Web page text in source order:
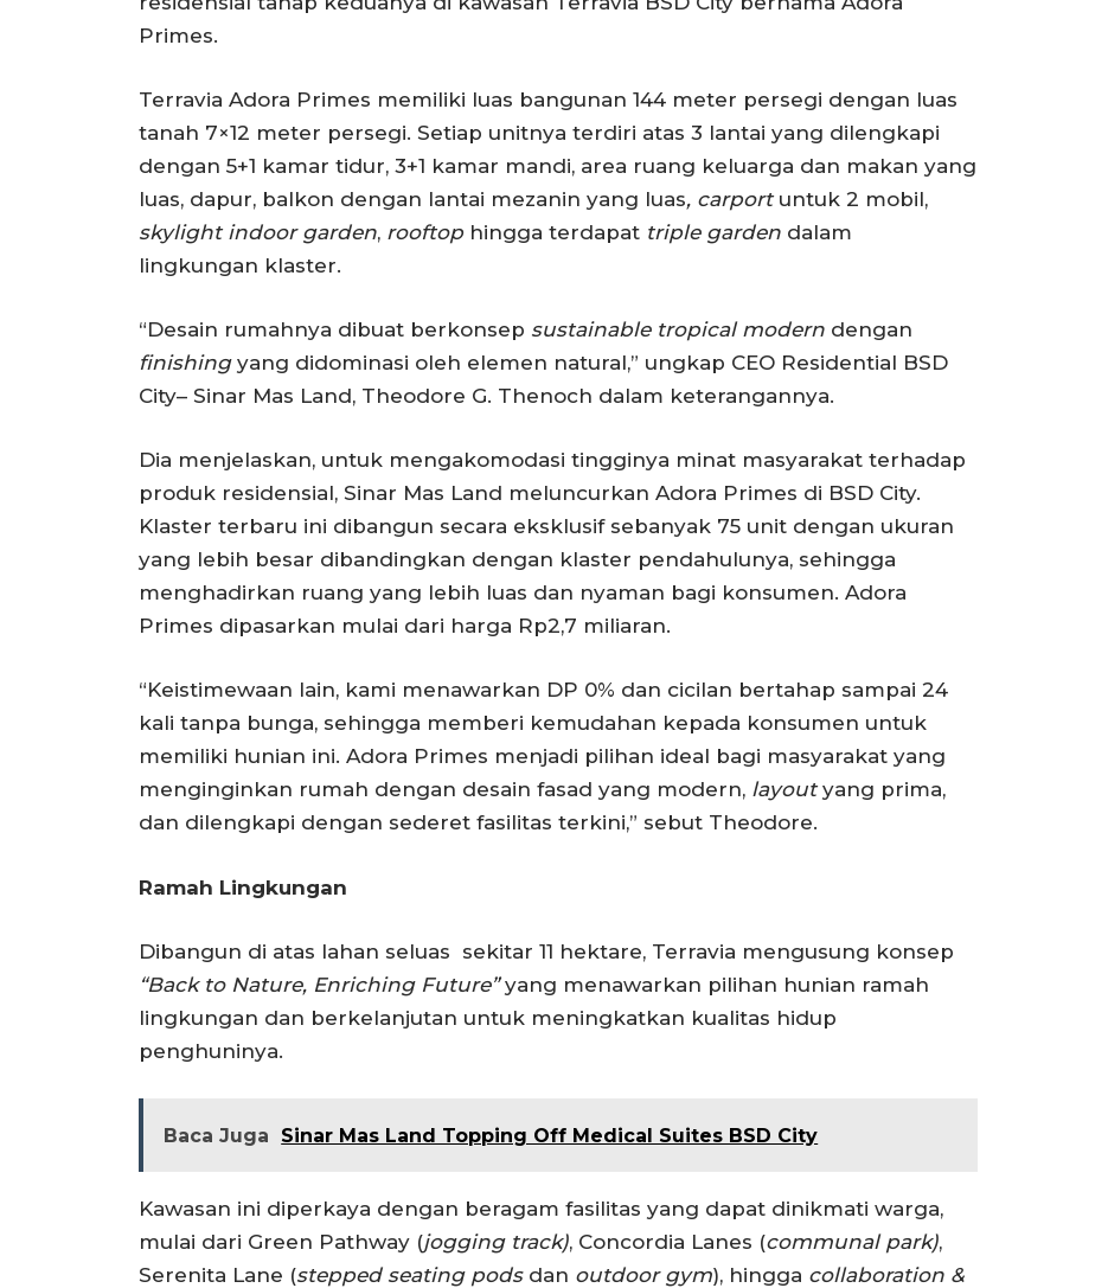
Primes.
Terravia Adora Primes memiliki luas bangunan 144 meter persegi dengan luas
tanah 7×12 meter persegi. Setiap unitnya terdiri atas 3 lantai yang dilengkapi
dengan 5+1 kamar tidur, 3+1 kamar mandi, area ruang keluarga dan makan yang
luas, dapur, balkon dengan lantai mezanin yang luas, carportuntuk 2 mobil,
skylight indoor garden, rooftophingga terdapat triple garden dalam
lingkungan klaster.
“Desain rumahnya dibuat berkonsep sustainable tropical modern dengan
finishingyang didominasi oleh elemen natural,” ungkap CEO Residential BSD
City– Sinar Mas Land, Theodore G. Thenoch dalam keterangannya.
Dia menjelaskan, untuk mengakomodasi tingginya minat masyarakat terhadap
produk residensial, Sinar Mas Land meluncurkan Adora Primes di BSD City.
Klaster terbaru ini dibangun secara eksklusif sebanyak 75 unit dengan ukuran
yang lebih besar dibandingkan dengan klaster pendahulunya, sehingga
menghadirkan ruang yang lebih luas dan nyaman bagi konsumen. Adora
Primes dipasarkan mulai dari harga Rp2,7 miliaran.
“Keistimewaan lain, kami menawarkan DP 0% dan cicilan bertahap sampai 24
kali tanpa bunga, sehingga memberi kemudahan kepada konsumen untuk
memiliki hunian ini. Adora Primes menjadi pilihan ideal bagi masyarakat yang
menginginkan rumah dengan desain fasad yang modern, layoutyang prima,
dan dilengkapi dengan sederet fasilitas terkini,” sebut Theodore.
Ramah Lingkungan
Dibangun di atas lahan seluas sekitar 11 hektare, Terravia mengusung konsep
“Back to Nature, Enriching Future”yang menawarkan pilihan hunian ramah
lingkungan dan berkelanjutan untuk meningkatkan kualitas hidup
penghuninya.
Baca Juga Sinar Mas Land Topping Off Medical Suites BSD City
Kawasan ini diperkaya dengan beragam fasilitas yang dapat dinikmati warga,
mulai dari Green Pathway (jogging track), Concordia Lanes (communal park),
Serenita Lane (stepped seating pods dan outdoor gym), hingga collaboration &